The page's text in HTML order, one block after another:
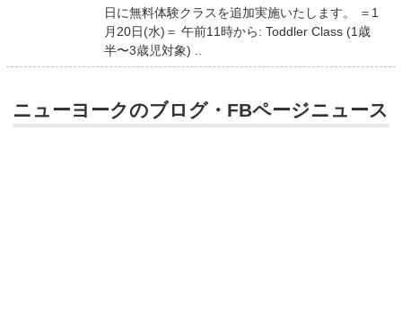
日に無料体験クラスを追加実施いたします。 ＝1
月20日(水)＝ 午前11時から: Toddler Class (1歳
半〜3歳児対象) ..
ニューヨークのブログ・FBページニュース